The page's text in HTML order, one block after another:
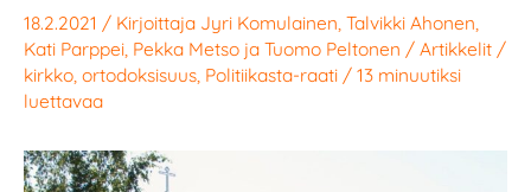
18.2.2021 / Kirjoittaja Jyri Komulainen Talvikki Ahonen
Kati Parppei Pekka Metso ja Tuomo Peltonen / Artikkelit /
kirkko ortodoksisuus Politiikasta-raati / 13 minuutiksi
luettavaa